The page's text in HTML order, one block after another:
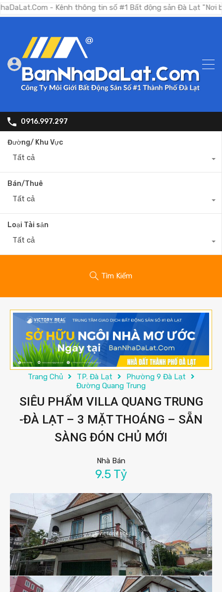
- Kênh thông tin số #1 Bất động sản Đà Lạt "Nơi bạn
0916.997.297
Đường/ Khu Vực
Tất cả
Bán/Thuê
Tất cả
Loại Tài sản
Tất cả
Tìm Kiếm
Trang Chủ TP. Đà Lạt
Phường 9 Đà Lạt
Đường Quang Trung
SIÊU PHẨM VILLA QUANG TRUNG
-ĐÀ LẠT – 3 MẶT THOÁNG – SẴN
SÀNG ĐÓN CHỦ MỚI
Nhà Bán
9.5 Tỷ